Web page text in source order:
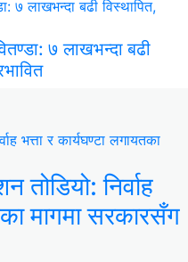
७ लाखभन्दा बढी
निर्वाह
मागमा सरकारसँग